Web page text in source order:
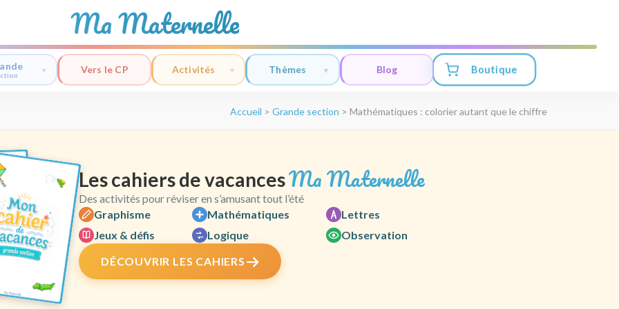
Ma Maternelle
Vers le CP Activités Thèmes Blog Boutique
Accueil > Grande section > Mathématiques : colorier autant que le chiffre
Les cahiers de vacancesMa Maternelle
Des activités pour réviser en s’amusant tout l’été
Graphisme
Mathématiques
Lettres
Jeux & défis
Logique
Observation
DÉCOUVRIR LES CAHIERS